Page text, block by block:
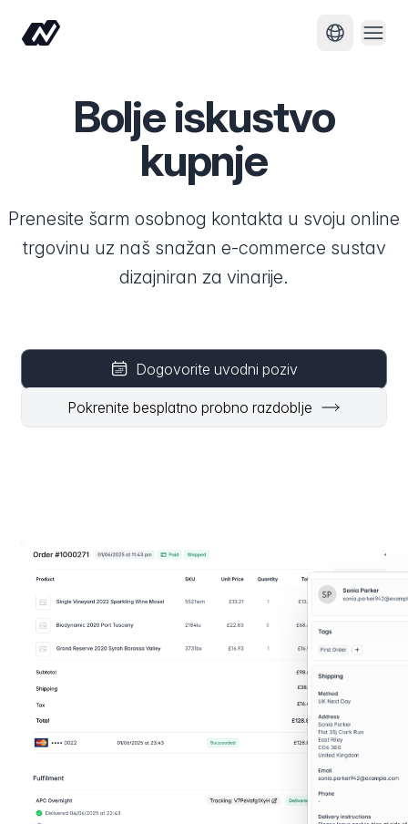
Promijeni
Bolje iskustvo
kupnje
Prenesite šarm osobnog kontakta u svoju online
trgovinu uz naš snažan e-commerce sustav
dizajniran za vinarije.
Dogovorite uvodni poziv
Pokrenite besplatno probno razdoblje